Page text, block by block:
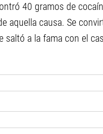
40 gramos de
aquella causa. Se
a la fama con el